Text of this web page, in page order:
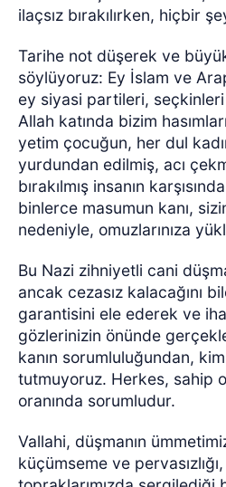
ilaçsız bırakılırken, hiçbir
Tarihe not düşerek ve
söylüyoruz: Ey İslam ve
ey siyasi partileri,
Allah katında bizim
yetim çocuğun, her dul
yurdundan edilmiş, acı
bırakılmış insanın
binlerce masumun kanı,
nedeniyle, omuzlarınıza
Bu Nazi zihniyetli cani
ancak cezasız kalacağını
garantisini ele ederek ve
gözlerinizin önünde
kanın sorumluluğundan,
tutmuyoruz. Herkes, sahip
oranında sorumludur.
Vallahi, düşmanın
küçümseme ve